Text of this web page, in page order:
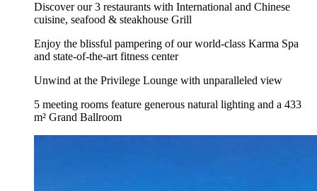
Discover our 3 restaurants with International and Chinese
cuisine, seafood & steakhouse Grill
Enjoy the blissful pampering of our world-class Karma Spa
and state-of-the-art fitness center
Unwind at the Privilege Lounge with unparalleled view
5 meeting rooms feature generous natural lighting and a 433
m² Grand Ballroom